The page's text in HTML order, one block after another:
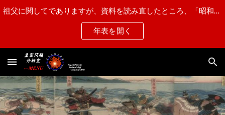
祖父に関してでありますが、資料を読み直したところ、「昭和15年第一乙種と認定され"近衛師団第一連隊"に配属された」との記述がある事から、"甲種合格"から"第一乙種"に訂正させて頂きます。
年表を開く